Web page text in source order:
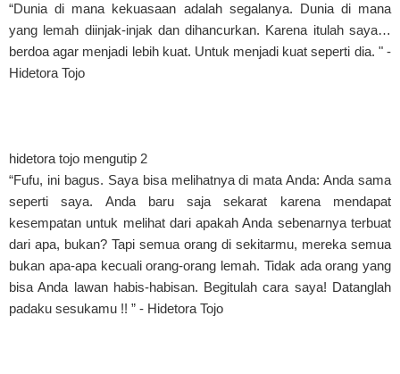
“Dunia di mana kekuasaan adalah segalanya. Dunia di mana
yang lemah diinjak-injak dan dihancurkan. Karena itulah saya…
berdoa agar menjadi lebih kuat. Untuk menjadi kuat seperti dia. " -
Hidetora Tojo
hidetora tojo mengutip 2
“Fufu, ini bagus. Saya bisa melihatnya di mata Anda: Anda sama
seperti saya. Anda baru saja sekarat karena mendapat
kesempatan untuk melihat dari apakah Anda sebenarnya terbuat
dari apa, bukan? Tapi semua orang di sekitarmu, mereka semua
bukan apa-apa kecuali orang-orang lemah. Tidak ada orang yang
bisa Anda lawan habis-habisan. Begitulah cara saya! Datanglah
padaku sesukamu !! ” - Hidetora Tojo